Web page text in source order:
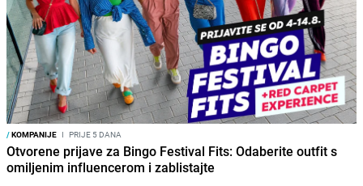
/KOMPANIJE I PRIJE 5 DANA
Otvorene prijave za Bingo Festival Fits: Odaberite outfit s
omiljenim influencerom i zablistajte